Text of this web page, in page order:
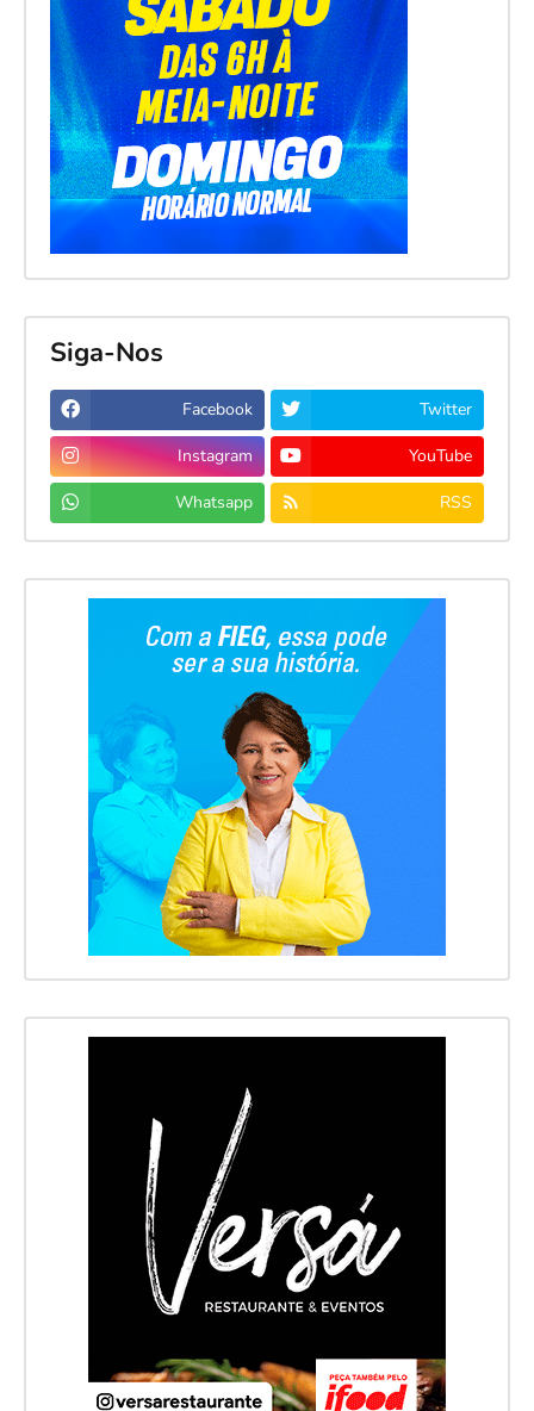
Siga-Nos
Facebook Twitter
Instagram YouTube
Whatsapp RSS